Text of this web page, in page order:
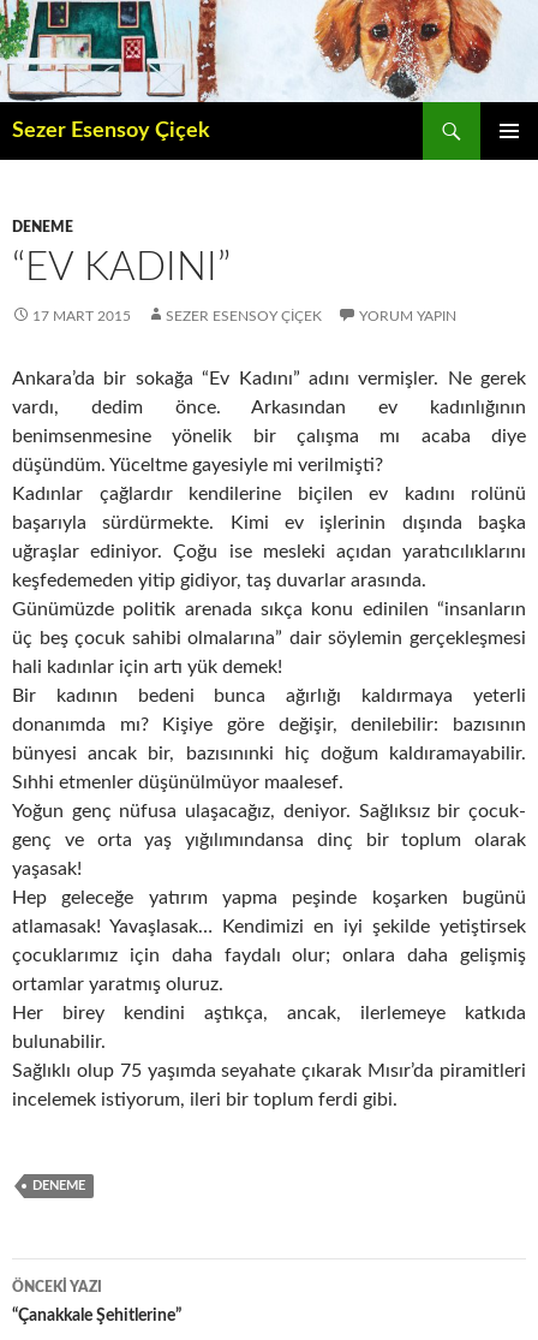
İçeriğe
atla
Sezer Esensoy Çiçek
DENEME
“EV KADINI”
17 MART 2015 SEZER ESENSOY ÇIÇEK YORUM YAPIN
Ankara’da bir sokağa “Ev Kadını” adını vermişler. Ne gerek
vardı, dedim önce. Arkasından ev kadınlığının
benimsenmesine yönelik bir çalışma mı acaba diye
düşündüm. Yüceltme gayesiyle mi verilmişti?
Kadınlar çağlardır kendilerine biçilen ev kadını rolünü
başarıyla sürdürmekte. Kimi ev işlerinin dışında başka
uğraşlar ediniyor. Çoğu ise mesleki açıdan yaratıcılıklarını
keşfedemeden yitip gidiyor, taş duvarlar arasında.
Günümüzde politik arenada sıkça konu edinilen “insanların
üç beş çocuk sahibi olmalarına” dair söylemin gerçekleşmesi
hali kadınlar için artı yük demek!
Bir kadının bedeni bunca ağırlığı kaldırmaya yeterli
donanımda mı? Kişiye göre değişir, denilebilir: bazısının
bünyesi ancak bir, bazısınınki hiç doğum kaldıramayabilir.
Sıhhi etmenler düşünülmüyor maalesef.
Yoğun genç nüfusa ulaşacağız, deniyor. Sağlıksız bir çocuk-
genç ve orta yaş yığılımındansa dinç bir toplum olarak
yaşasak!
Hep geleceğe yatırım yapma peşinde koşarken bugünü
atlamasak! Yavaşlasak… Kendimizi en iyi şekilde yetiştirsek
çocuklarımız için daha faydalı olur; onlara daha gelişmiş
ortamlar yaratmış oluruz.
Her birey kendini aştıkça, ancak, ilerlemeye katkıda
bulunabilir.
Sağlıklı olup 75 yaşımda seyahate çıkarak Mısır’da piramitleri
incelemek istiyorum, ileri bir toplum ferdi gibi.
DENEME
Yazı
ÖNCEKI YAZI
“Çanakkale Şehitlerine”